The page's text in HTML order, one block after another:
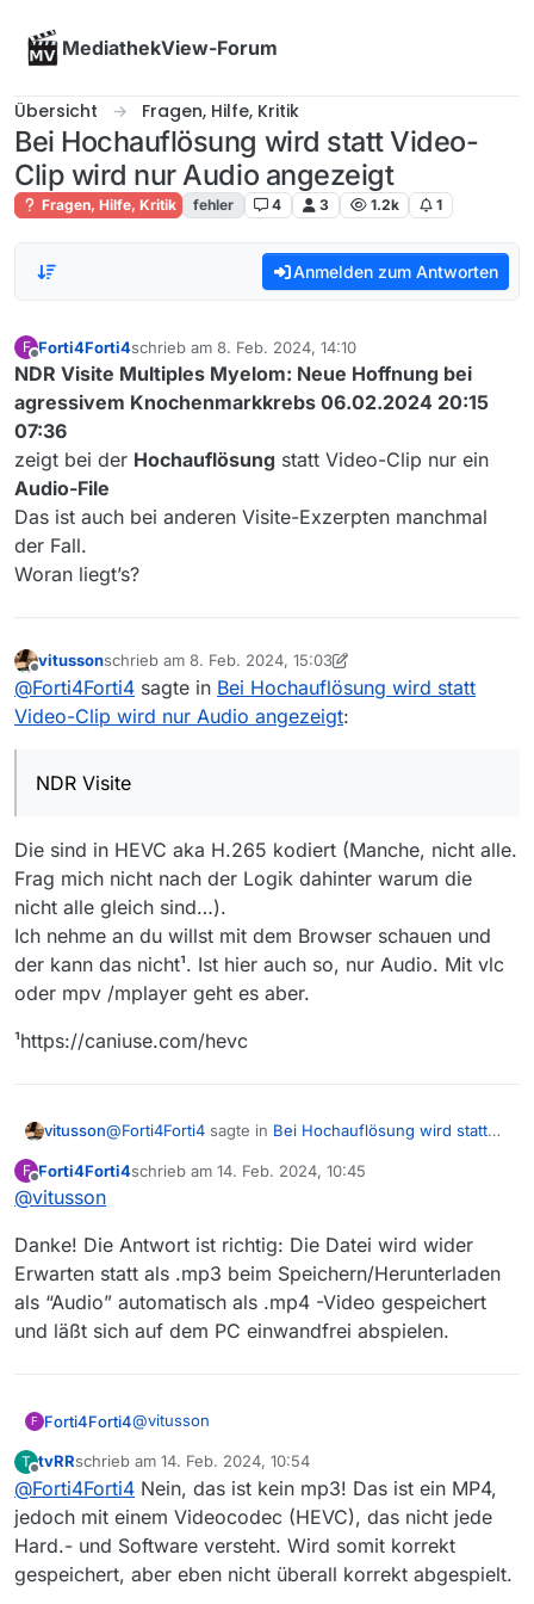
MediathekView-Forum
Übersicht Fragen, Hilfe, Kritik
Bei Hochauflösung wird statt Video-
Clip wird nur Audio angezeigt
Fragen, Hilfe, Kritik fehler 4 3 1.2k 1
Anmelden zum Antworten
F
Offline
Forti4Forti4schrieb am 8. Feb. 2024, 14:10
zuletzt editiert von
NDR Visite Multiples Myelom: Neue Hoffnung bei
agressivem Knochenmarkkrebs 06.02.2024 20:15
07:36
zeigt bei der Hochauflösung statt Video-Clip nur ein
Audio-File
Das ist auch bei anderen Visite-Exzerpten manchmal
der Fall.
Woran liegt’s?
Offline
vitussonschrieb am 8. Feb. 2024, 15:03
zuletzt editiert von vitusson2. Aug. 2024, 16:13
@Forti4Forti4 sagte in Bei Hochauflösung wird statt
Video-Clip wird nur Audio angezeigt:
NDR Visite
Die sind in HEVC aka H.265 kodiert (Manche, nicht alle.
Frag mich nicht nach der Logik dahinter warum die
nicht alle gleich sind…).
Ich nehme an du willst mit dem Browser schauen und
der kann das nicht¹. Ist hier auch so, nur Audio. Mit vlc
oder mpv /mplayer geht es aber.
¹https://caniuse.com/hevc
vitusson@Forti4Forti4 sagte in Bei Hochauflösung wird statt
Die sind in HEVC aka H.265 kodiert (Manche, nicht
alle. Frag mich nicht nach der Logik dahinter warum
die nicht alle gleich sind…).
Ich nehme an du willst mit dem Browser schauen und
der kann das nicht¹. Ist hier auch so, nur Audio. Mit
¹https://caniuse.com/hevc
F
Offline
Forti4Forti4schrieb am 14. Feb. 2024, 10:45
zuletzt editiert von
@vitusson
Danke! Die Antwort ist richtig: Die Datei wird wider
Erwarten statt als .mp3 beim Speichern/Herunterladen
als “Audio” automatisch als .mp4 -Video gespeichert
und läßt sich auf dem PC einwandfrei abspielen.
F Forti4Forti4@vitusson
Danke! Die Antwort ist richtig: Die Datei wird wider
Erwarten statt als .mp3 beim
Speichern/Herunterladen als “Audio” automatisch
als .mp4 -Video gespeichert und läßt sich auf dem
PC einwandfrei abspielen.
T
Offline
tvRRschrieb am 14. Feb. 2024, 10:54
zuletzt editiert von
@Forti4Forti4 Nein, das ist kein mp3! Das ist ein MP4,
jedoch mit einem Videocodec (HEVC), das nicht jede
Hard.- und Software versteht. Wird somit korrekt
gespeichert, aber eben nicht überall korrekt abgespielt.